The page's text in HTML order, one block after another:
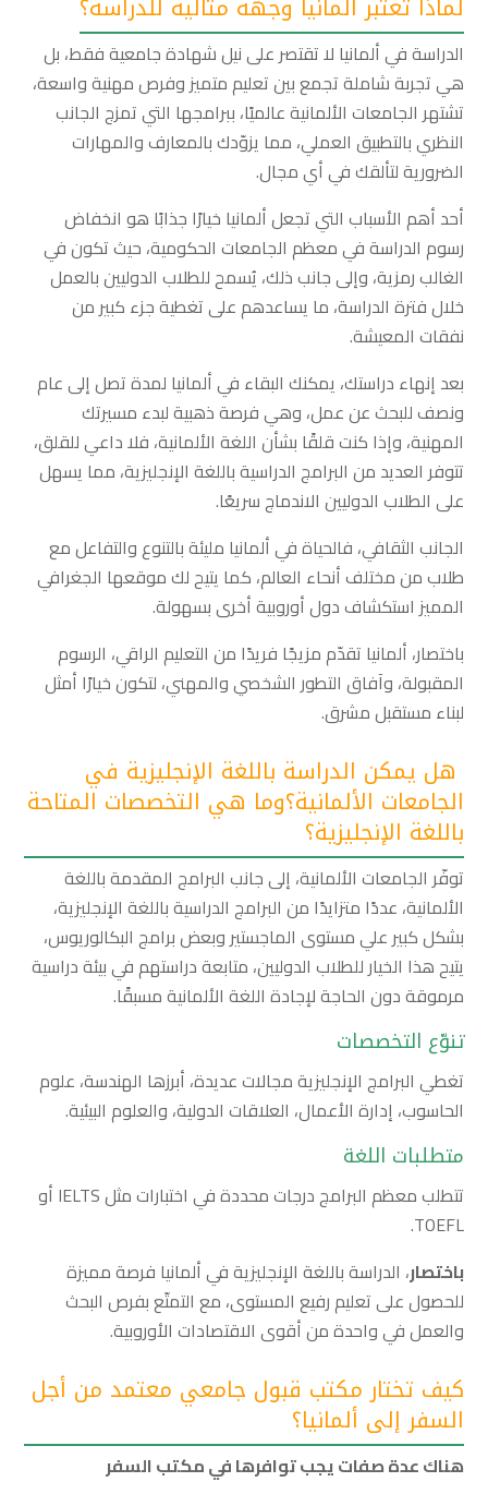
الدراسة في ألمانيا لا تقتصر على نيل شهادة جامعية فقط، بل
هي تجربة شاملة تجمع بين تعليم متميز وفرص مهنية واسعة،
تشتهر الجامعات الألمانية عالميًا، ببرامجها التي تمزج الجانب
النظري بالتطبيق العملي، مما يزوّدك بالمعارف والمهارات
الضرورية لتألقك في أي مجال.
أحد أهم الأسباب التي تجعل ألمانيا خيارًا جذابًا هو انخفاض
رسوم الدراسة في معظم الجامعات الحكومية، حيث تكون في
الغالب رمزية، وإلى جانب ذلك، يُسمح للطلاب الدوليين بالعمل
خلال فترة الدراسة، ما يساعدهم على تغطية جزء كبير من
نفقات المعيشة.
بعد إنهاء دراستك، يمكنك البقاء في ألمانيا لمدة تصل إلى عام
ونصف للبحث عن عمل، وهي فرصة ذهبية لبدء مسيرتك
المهنية، وإذا كنت قلقًا بشأن اللغة الألمانية، فلا داعي للقلق،
تتوفر العديد من البرامج الدراسية باللغة الإنجليزية، مما يسهل
على الطلاب الدوليين الاندماج سريعًا.
الجانب الثقافي، فالحياة في ألمانيا مليئة بالتنوع والتفاعل مع
طلاب من مختلف أنحاء العالم، كما يتيح لك موقعها الجغرافي
المميز استكشاف دول أوروبية أخرى بسهولة.
باختصار، ألمانيا تقدّم مزيجًا فريدًا من التعليم الراقي، الرسوم
المقبولة، وآفاق التطور الشخصي والمهني، لتكون خيارًا أمثل
لبناء مستقبل مشرق.
هل يمكن الدراسة باللغة الإنجليزية في
الجامعات الألمانية؟وما هي التخصصات المتاحة
باللغة الإنجليزية؟
توفّر الجامعات الألمانية، إلى جانب البرامج المقدمة باللغة
الألمانية، عددًا متزايدًا من البرامج الدراسية باللغة الإنجليزية،
بشكل كبير علي مستوى الماجستير وبعض برامج البكالوريوس،
يتيح هذا الخيار للطلاب الدوليين، متابعة دراستهم في بيئة دراسية
مرموقة دون الحاجة لإجادة اللغة الألمانية مسبقًا.
تنوّع التخصصات
تغطي البرامج الإنجليزية مجالات عديدة، أبرزها الهندسة، علوم
الحاسوب، إدارة الأعمال، العلاقات الدولية، والعلوم البيئية.
متطلبات اللغة
تتطلب معظم البرامج درجات محددة في اختبارات مثل IELTS أو
TOEFL.
باختصار، الدراسة باللغة الإنجليزية في ألمانيا فرصة مميزة
للحصول على تعليم رفيع المستوى، مع التمتّع بفرص البحث
والعمل في واحدة من أقوى الاقتصادات الأوروبية.
كيف تختار مكتب قبول جامعي معتمد من أجل
السفر إلى ألمانيا؟
هناك عدة صفات يجب توافرها في مكتب السفر